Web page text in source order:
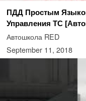
ПДД Простым
Управления ТС
Автошкола RED
September 11, 2018